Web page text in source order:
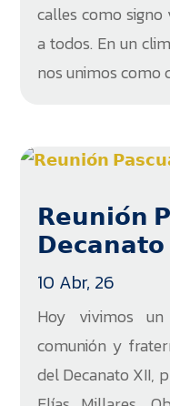
calles como
a todos. En un
nos unimos como
𝗥𝗲𝘂𝗻𝗶𝗼́𝗻
𝗗𝗲𝗰𝗮𝗻𝗮𝘁𝗼
10 Abr, 26
Hoy vivimos
comunión y
del Decanato XII,